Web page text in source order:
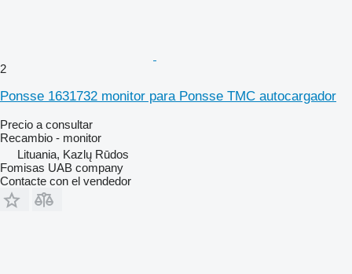
2
Ponsse 1631732 monitor para Ponsse TMC autocargador
Precio a consultar
Recambio - monitor
Lituania, Kazlų Rūdos
Fomisas UAB company
Contacte con el vendedor